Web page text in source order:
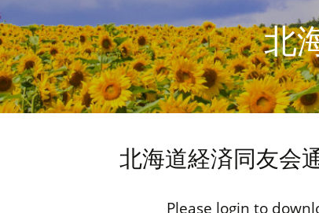
北
北海道経済同友会
Please login to